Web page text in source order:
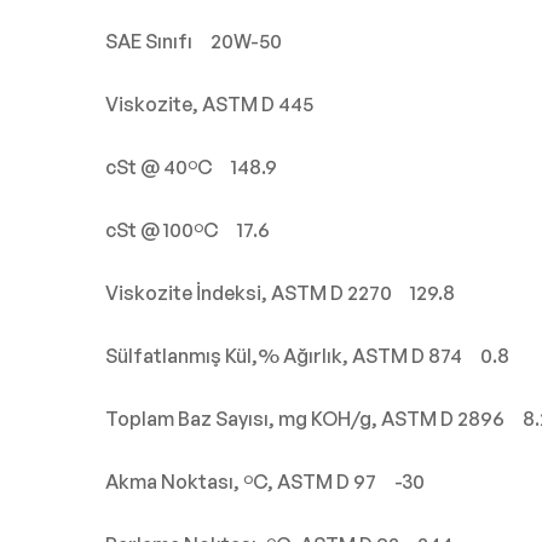
SAE Sınıfı 20W-50
Viskozite, ASTM D 445
cSt @ 40ºC 148.9
cSt @ 100ºC 17.6
Viskozite İndeksi, ASTM D 2270 129.8
Sülfatlanmış Kül,% Ağırlık, ASTM D 874 0.8
Toplam Baz Sayısı, mg KOH/g, ASTM D 2896
Akma Noktası, ºC, ASTM D 97 -30